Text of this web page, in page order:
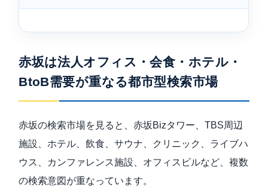
赤坂は法人オフィス・会食・ホテル・
BtoB需要が重なる都市型検索市場
赤坂の検索市場を見ると、赤坂Bizタワー、TBS周辺
施設、ホテル、飲食、サウナ、クリニック、ライブハ
ウス、カンファレンス施設、オフィスビルなど、複数
の検索意図が重なっています。